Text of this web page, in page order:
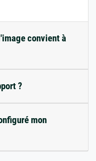
convient à
?
mon